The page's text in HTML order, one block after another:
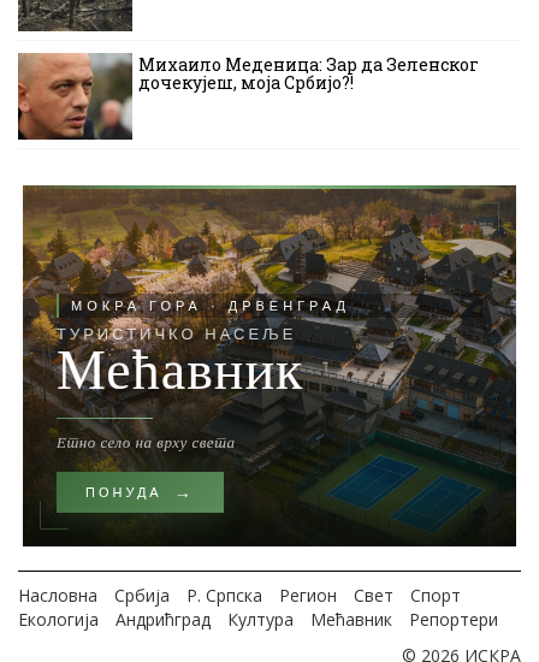
Михаило Меденица: Зар да Зеленског
дочекујеш, моја Србијо?!
Насловна Србија Р. Српска Регион Свет
Спорт
Екологија
Андрићград Култура Мећавник
Репортери
© 2026 ИСКРА